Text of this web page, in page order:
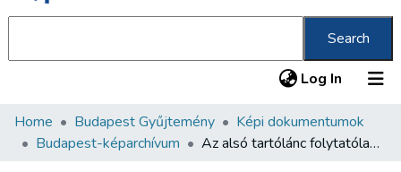
Search
Log In (current)
Communities & Collections
Home Budapest Gyűjtemény
Képi dokumentumok
Budapest-képarchívum
Az alsó tartólánc folytatólagos szerelése Munka állása 1901. VII/1.